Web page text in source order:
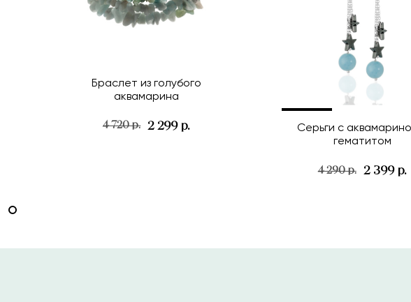
Браслет из голубого
аквамарина
4 720 р. 2 299 р.
Серьги с
гематитом
4 290 р. 2 399 р.